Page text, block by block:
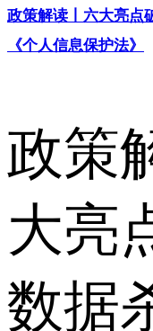
政策解读丨六大亮点
《个人信息保护法》
政策
大亮
数据